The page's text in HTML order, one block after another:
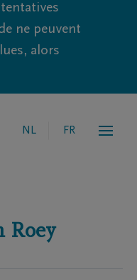
ne peuvent
alors
NL FR
Roey